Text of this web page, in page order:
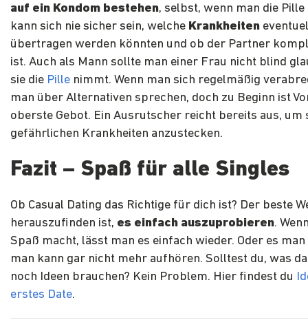
auf ein Kondom bestehen, selbst, wenn man die
kann sich nie sicher sein, welche Krankheiten
übertragen werden könnten und ob der Partner
ist. Auch als Mann sollte man einer Frau nicht blind
sie die Pille nimmt. Wenn man sich regelmäßig
man über Alternativen sprechen, doch zu Beginn ist
oberste Gebot. Ein Ausrutscher reicht bereits aus, um
gefährlichen Krankheiten anzustecken.
Fazit – Spaß für alle Singles
Ob Casual Dating das Richtige für dich ist? Der beste
herauszufinden ist, es einfach auszuprobieren.
Spaß macht, lässt man es einfach wieder. Oder es
man kann gar nicht mehr aufhören. Solltest du, was
noch Ideen brauchen? Kein Problem. Hier findest du
erstes Date.